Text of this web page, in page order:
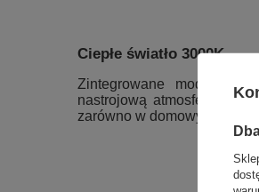
Ciepłe światło 3000K
Zintegrowane moduły
nastrojową atmosferę. To
zarówno w domowych